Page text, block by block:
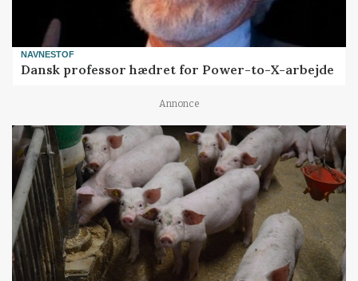
NAVNESTOF
Dansk professor hædret for Power-to-X-arbejde
Annonce